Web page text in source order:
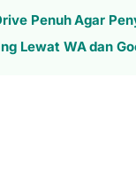
Penuh Agar
Lewat WA dan